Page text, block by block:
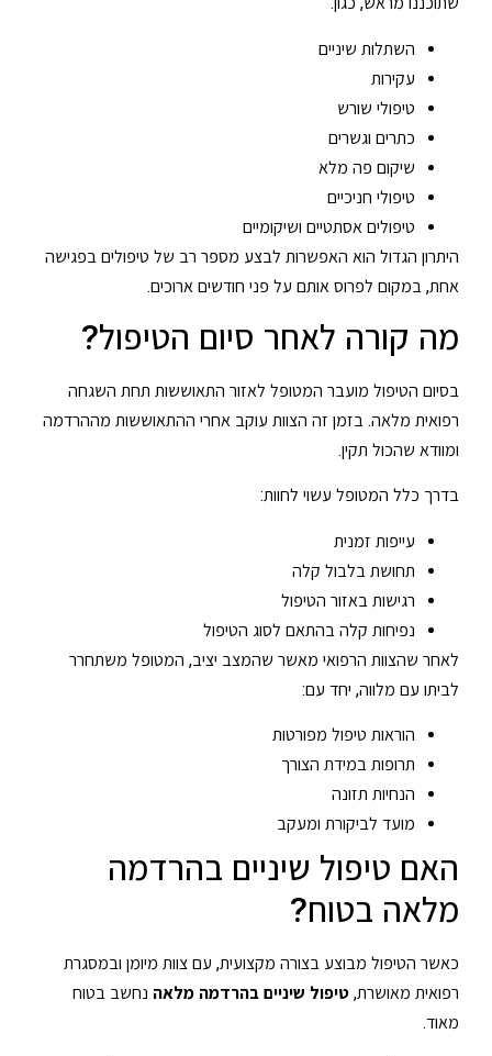
השתלות שיניים
עקירות
טיפולי שורש
כתרים וגשרים
שיקום פה מלא
טיפולי חניכיים
טיפולים אסתטיים ושיקומיים
היתרון הגדול הוא האפשרות לבצע מספר רב של טיפולים בפגישה
אחת, במקום לפרוס אותם על פני חודשים ארוכים.
מה קורה לאחר סיום הטיפול?
בסיום הטיפול מועבר המטופל לאזור התאוששות תחת השגחה
רפואית מלאה. בזמן זה הצוות עוקב אחרי ההתאוששות מההרדמה
ומוודא שהכול תקין.
בדרך כלל המטופל עשוי לחוות:
עייפות זמנית
תחושת בלבול קלה
רגישות באזור הטיפול
נפיחות קלה בהתאם לסוג הטיפול
לאחר שהצוות הרפואי מאשר שהמצב יציב, המטופל משתחרר
לביתו עם מלווה, יחד עם:
הוראות טיפול מפורטות
תרופות במידת הצורך
הנחיות תזונה
מועד לביקורת ומעקב
האם טיפול שיניים בהרדמה
מלאה בטוח?
כאשר הטיפול מבוצע בצורה מקצועית, עם צוות מיומן ובמסגרת
רפואית מאושרת, טיפול שיניים בהרדמה מלאה נחשב בטוח
מאוד.